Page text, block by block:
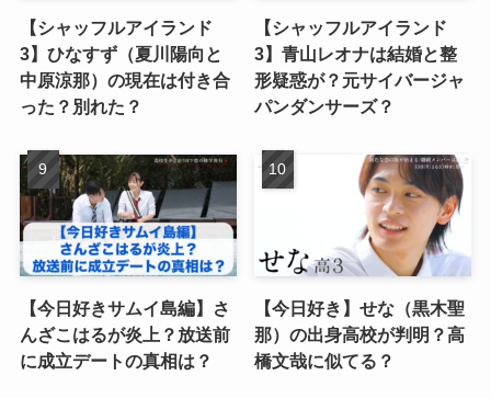
【シャッフルアイランド
3】ひなすず（夏川陽向と
中原涼那）の現在は付き合
った？別れた？
【シャッフルアイランド
3】青山レオナは結婚と整
形疑惑が？元サイバージャ
パンダンサーズ？
【今日好きサムイ島編】さ
んざこはるが炎上？放送前
に成立デートの真相は？
【今日好き】せな（黒木聖
那）の出身高校が判明？高
橋文哉に似てる？